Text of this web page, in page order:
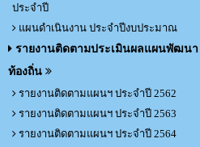
ประจำปี
แผนดำเนินงาน ประจำปีงบประมาณ
รายงานติดตามประเมินผลแผนพัฒนา
ท้องถิ่น
รายงานติดตามแผนฯ ประจำปี 2562
รายงานติดตามแผนฯ ประจำปี 2563
รายงานติดตามแผนฯ ประจำปี 2564